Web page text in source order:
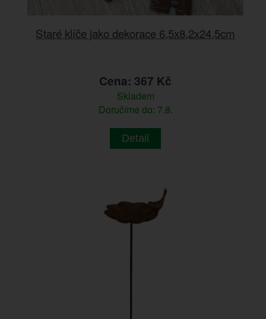
Staré klíče jako dekorace 6,5x8,2x24,5cm
Cena: 367 Kč
Skladem
Doručíme do: 7.8.
Detail